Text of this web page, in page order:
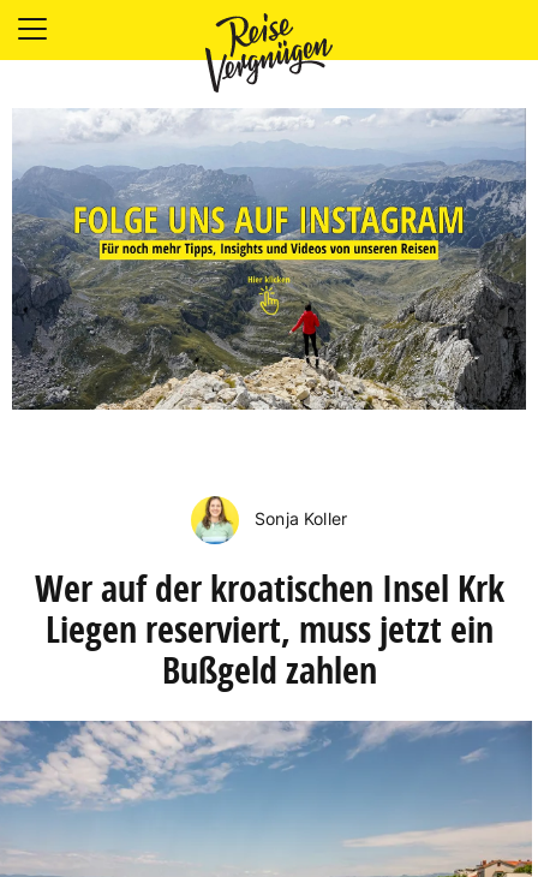
LÄNDER
UNTERKÜNFTE
FOOD
PLANUNG
OUTDOOR
Sonja Koller
Wer auf der kroatischen Insel Krk
Liegen reserviert, muss jetzt ein
Bußgeld zahlen